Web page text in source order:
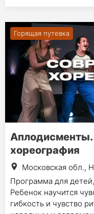
Горящая путевка
хореография
Московская обл.,
Программа для
Ребенок научится
гибкость и чувство